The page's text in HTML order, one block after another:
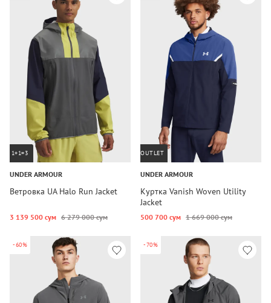
1+1=3
UNDER ARMOUR
Ветровка UA Halo Run Jacket
3 139 500 сум 6 279 000 сум
OUTLET
UNDER ARMOUR
Куртка Vanish Woven Utility
Jacket
500 700 сум 1 669 000 сум
-60% -70%